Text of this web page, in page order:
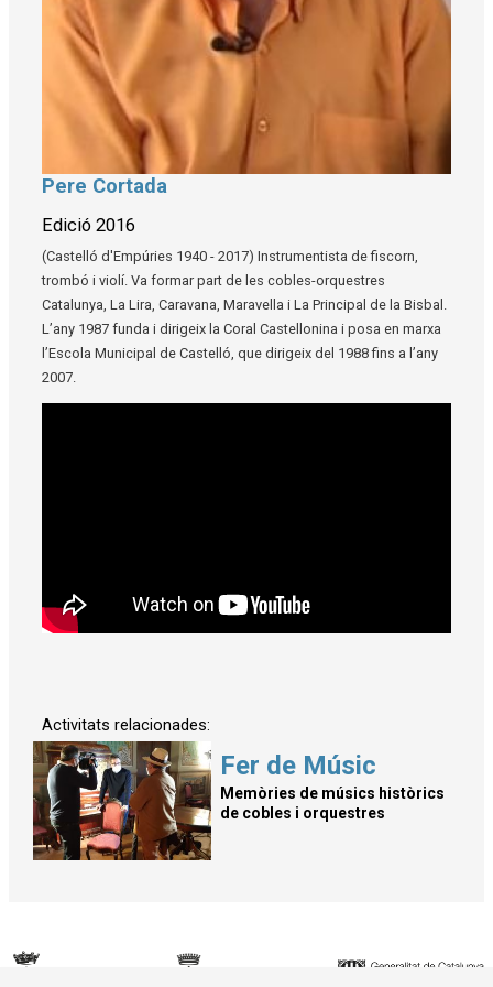
Diapositiva 1 de 1
Pere Cortada
Edició 2016
(Castelló d'Empúries 1940 - 2017) Instrumentista de fiscorn,
trombó i violí. Va formar part de les cobles-orquestres
Catalunya, La Lira, Caravana, Maravella i La Principal de la Bisbal.
L’any 1987 funda i dirigeix la Coral Castellonina i posa en marxa
l’Escola Municipal de Castelló, que dirigeix del 1988 fins a l’any
2007.
Activitats relacionades:
Fer de Músic
Memòries de músics històrics
de cobles i orquestres